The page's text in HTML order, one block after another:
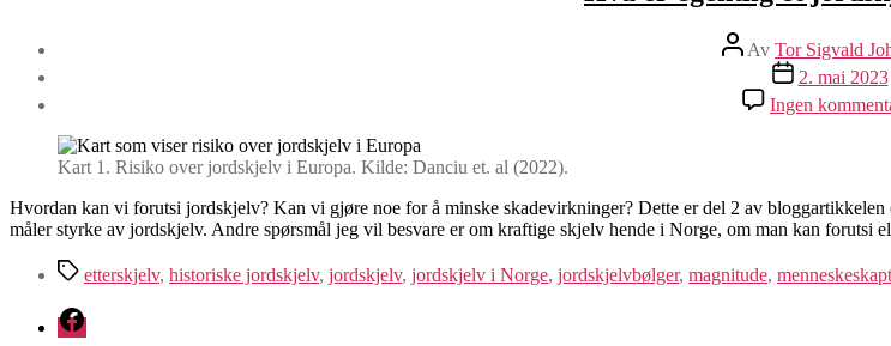
Innleggsforfatter
Av Tor Sigvald
Publiseringsdato
2. mai 2023
Ingen
Kart 1. Risiko over jordskjelv i Europa. Kilde: Danciu et. al (2022).
Hvordan kan vi forutsi jordskjelv? Kan vi gjøre noe for å minske skadevirkninger? Dette er del 2 av
måler styrke av jordskjelv. Andre spørsmål jeg vil besvare er om kraftige skjelv hende i Norge, om man kan forutsi
Stikkord
etterskjelv, historiske jordskjelv, jordskjelv, jordskjelv i Norge, jordskjelvbølger, magnitude,
Facebook